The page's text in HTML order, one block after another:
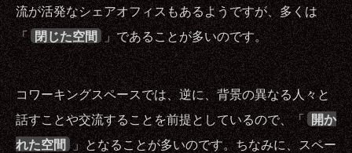
流が活発なシェアオフィスもあるようですが、多くは
「 閉じた空間 」であることが多いのです。
コワーキングスペースでは、逆に、背景の異なる人々と
話すことや交流することを前提としているので、「 開か
れた空間 」となることが多いのです。ちなみに、スペー